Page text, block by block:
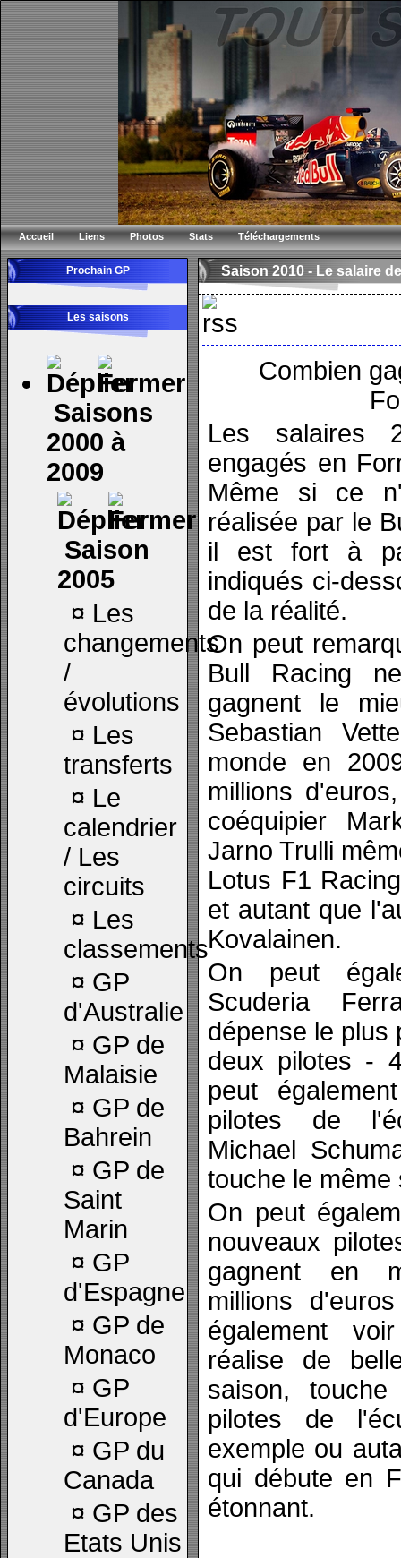
Accueil Liens Photos Stats Téléchargements
Prochain GP
Les saisons
Saisons
2000 à
2009
Saison
2005
¤ Les
changements
/
évolutions
¤ Les
transferts
¤ Le
calendrier
/ Les
circuits
¤ Les
classements
¤ GP
d'Australie
¤ GP de
Malaisie
¤ GP de
Bahrein
¤ GP de
Saint
Marin
¤ GP
d'Espagne
¤ GP de
Monaco
¤ GP
d'Europe
¤ GP du
Canada
¤ GP des
Etats Unis
Saison 2010 - Le salaire
Combien
Les salaires
engagés en
Même si ce
réalisée par le
il est fort à
indiqués ci-
de la réalité.
On peut
Bull Racing
gagnent le
Sebastian
monde en
millions
coéquipier
Jarno Trulli
Lotus F1
et autant que
Kovalainen.
On peut
Scuderia
dépense le plus
deux pilotes -
peut
pilotes de
Michael
touche le même
On peut
nouveaux
gagnent en
millions
également
réalise de
saison,
pilotes de
exemple ou
qui débute en
étonnant.